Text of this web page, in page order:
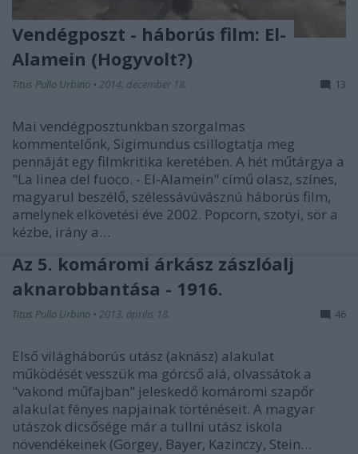
Vendégposzt - háborús film: El-
Alamein (Hogyvolt?)
Titus Pullo Urbino • 2014. december 18. 13
Mai vendégposztunkban szorgalmas
kommentelőnk, Sigimundus csillogtatja meg
pennáját egy filmkritika keretében. A hét műtárgya a
"La linea del fuoco. - El-Alamein" című olasz, színes,
magyarul beszélő, szélessávúvásznú háborús film,
amelynek elkövetési éve 2002. Popcorn, szotyi, sör a
kézbe, irány a…
Az 5. komáromi árkász zászlóalj
aknarobbantása - 1916.
Titus Pullo Urbino • 2013. április 18. 46
Első világháborús utász (aknász) alakulat
működését vesszük ma górcső alá, olvassátok a
"vakond műfajban" jeleskedő komáromi szapőr
alakulat fényes napjainak történéseit. A magyar
utászok dicsősége már a tullni utász iskola
növendékeinek (Görgey, Bayer, Kazinczy, Stein…